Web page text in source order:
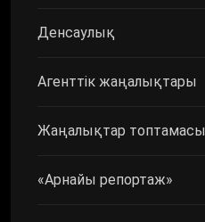
Денсаулық
Агенттік жаңалықтары
Жаңалықтар топтамасы
«Арнайы репортаж»